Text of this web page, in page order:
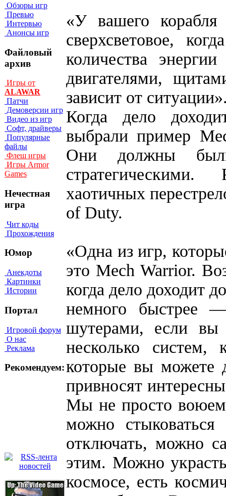
Обзоры игр
Превью
Интервью
Анонсы игр
Файловый
архив
Игры от
ALAWAR
Патчи
Демоверсии игр
Видео из игр
Софт, драйверы
Популярные
файлы
Флеш игры
Игры Armor
Games
Нечестная
игра
Чит коды
Прохождения
Юмор
Анекдоты
Картинки
Истории
Портал
Игровой форум
О нас
Реклама
Рекомендуем:
«У вашего корабля
сверхсветовое,
количества
двигателями,
зависит от
Когда дело
выбрали пример
Они должны
хаотичных
of Duty.
«Одна из игр,
это Mech Warrior.
когда дело доходит
немного быстрее
шутерами, если
несколько
которые вы можете
привносят
Мы не просто
можно
отключать, можно
этим. Можно
космосе, есть